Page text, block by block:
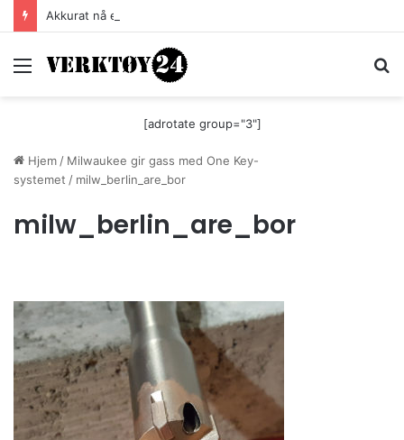
Akkurat nå er batteri-bordsaga til Festool billigere
Meny
[adrotate group="3"]
Hjem / Milwaukee gir gass med One Key-
systemet / milw_berlin_are_bor
milw_berlin_are_bor